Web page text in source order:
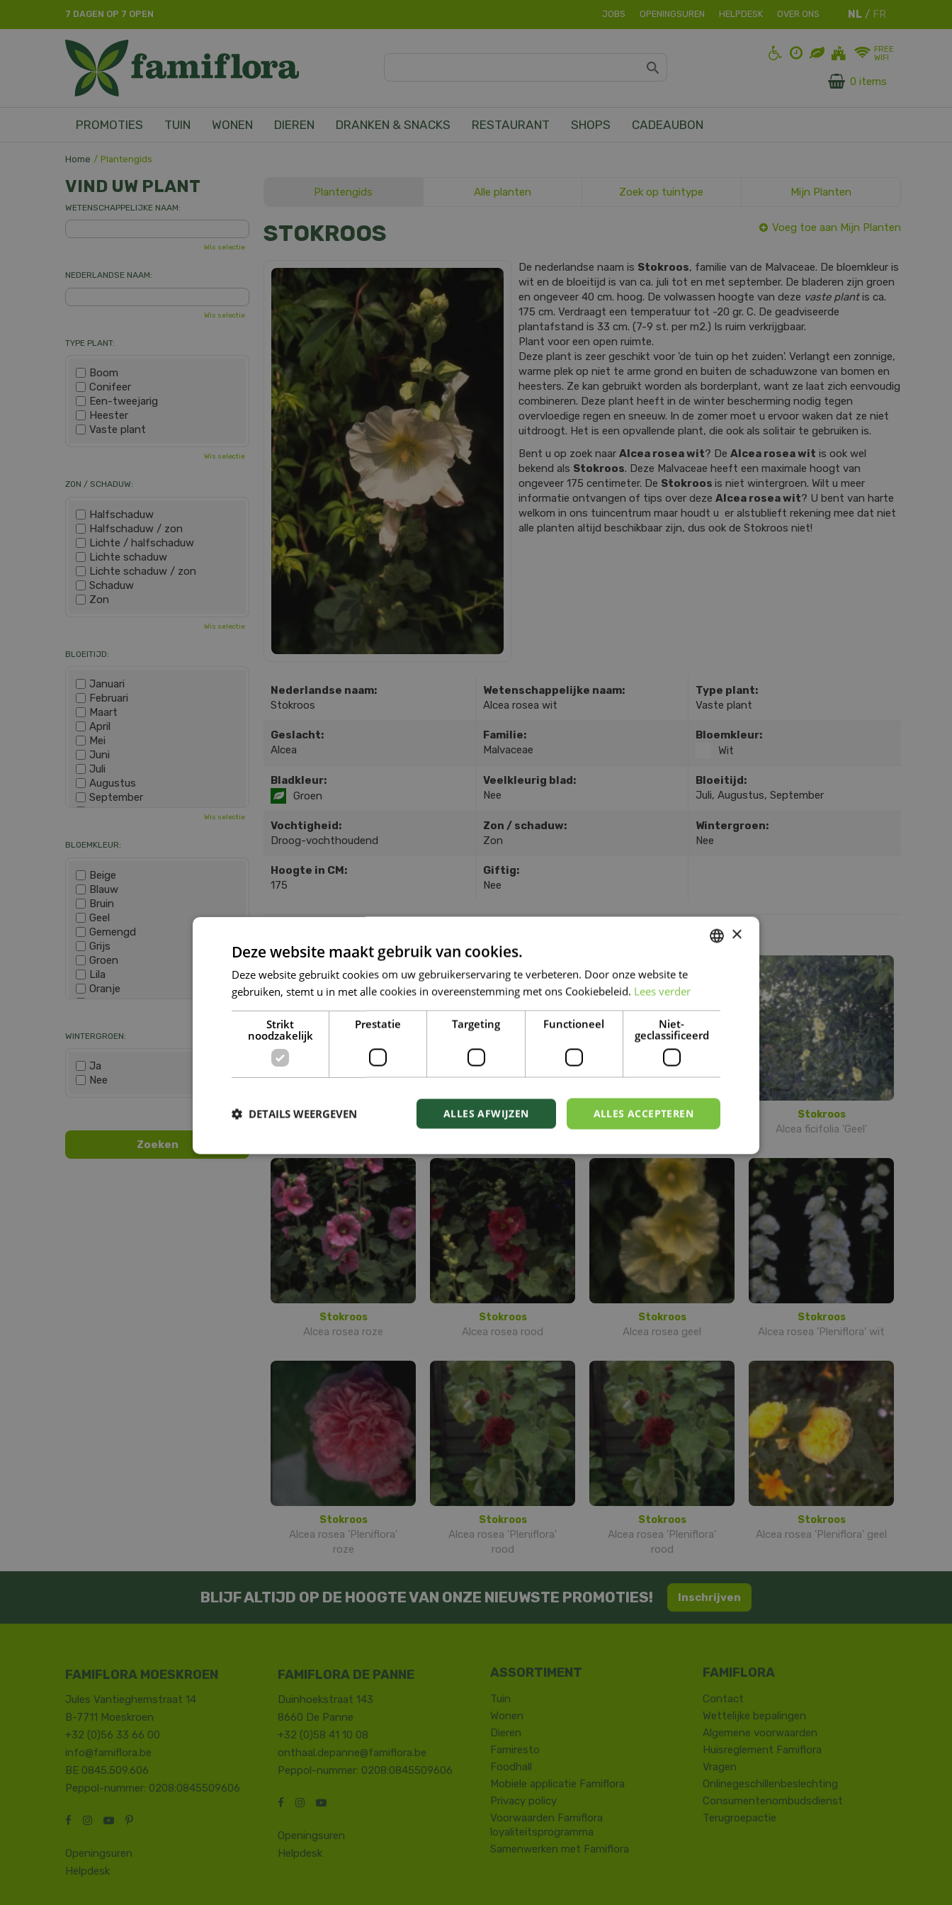
Home Plantengids
7 DAGEN OP 7 OPEN JOBS OPENINGSUREN HELPDESK OVER ONS
FREE
WIFI
0 items
PROMOTIES TUIN WONEN DIEREN DRANKEN & SNACKS RESTAURANT SHOPS CADEAUBON
Plantengids Alle planten Zoek op tuintype Mijn Planten
STOKROOS Voeg toe aan Mijn Planten
De nederlandse naam is Stokroos, familie van de Malvaceae. De bloemkleur is
wit en de bloeitijd is van ca. juli tot en met september. De bladeren zijn groen
en ongeveer 40 cm. hoog. De volwassen hoogte van deze vaste plantis ca.
175 cm. Verdraagt een temperatuur tot -20 gr. C. De geadviseerde
plantafstand is 33 cm. (7-9 st. per m2.) Is ruim verkrijgbaar.
Plant voor een open ruimte.
Deze plant is zeer geschikt voor 'de tuin op het zuiden'. Verlangt een zonnige,
warme plek op niet te arme grond en buiten de schaduwzone van bomen en
heesters. Ze kan gebruikt worden als borderplant, want ze laat zich eenvoudig
combineren. Deze plant heeft in de winter bescherming nodig tegen
overvloedige regen en sneeuw. In de zomer moet u ervoor waken dat ze niet
uitdroogt. Het is een opvallende plant, die ook als solitair te gebruiken is.
Bent u op zoek naar Alcea rosea wit? De Alcea rosea wit is ook wel
bekend als Stokroos. Deze Malvaceae heeft een maximale hoogt van
ongeveer 175 centimeter. De Stokroos is niet wintergroen. Wilt u meer
informatie ontvangen of tips over deze Alcea rosea wit? U bent van harte
welkom in ons tuincentrum maar houdt u er alstublieft rekening mee dat niet
alle planten altijd beschikbaar zijn, dus ook de Stokroos niet!
Nederlandse naam:
Stokroos
Wetenschappelijke naam:
Alcea rosea wit
Type plant:
Vaste plant
Geslacht:
Alcea
Familie:
Malvaceae
Bloemkleur:
Wit
Bladkleur:
Groen
Veelkleurig blad:
Nee
Bloeitijd:
Juli, Augustus, September
Vochtigheid:
Droog-vochthoudend
Zon / schaduw:
Zon
Wintergroen:
Nee
Hoogte in CM:
175
Giftig:
Nee
Stokroos Stokroos
Alcea rosea
Stokroos
Alcea ficifolia 'Rood'
Stokroos
Alcea ficifolia 'Geel'
Stokroos
Alcea rosea roze
Stokroos
Alcea rosea rood
Stokroos
Alcea rosea geel
Stokroos
Alcea rosea 'Pleniflora' wit
Stokroos
Alcea rosea 'Pleniflora'
roze
Stokroos
Alcea rosea 'Pleniflora'
rood
Stokroos
Alcea rosea 'Pleniflora'
rood
Stokroos
Alcea rosea 'Pleniflora' geel
VIND UW PLANT
WETENSCHAPPELIJKE NAAM:
Wis selectie
NEDERLANDSE NAAM:
Wis selectie
TYPE PLANT:
Boom
Conifeer
Een-tweejarig
Heester
Vaste plant
Wis selectie
ZON / SCHADUW:
Halfschaduw
Halfschaduw / zon
Lichte / halfschaduw
Lichte schaduw
Lichte schaduw / zon
Schaduw
Zon
Wis selectie
BLOEITIJD:
Januari
Februari
Maart
April
Mei
Juni
Juli
Augustus
September
December
Wis selectie
BLOEMKLEUR:
Beige
Blauw
Bruin
Geel
Gemengd
Grijs
Groen
Lila
Oranje
Roze
Zwart
WINTERGROEN:
Ja
Nee
Wis selectie
BLIJF ALTIJD OP DE HOOGTE VAN ONZE NIEUWSTE PROMOTIES! Inschrijven
FAMIFLORA MOESKROEN
Jules Vantieghemstraat 14
B-7711 Moeskroen
+32 (0)56 33 66 00
info@famiflora.be
BE 0845.509.606
Peppol-nummer: 0208:0845509606
Openingsuren
Helpdesk
FAMIFLORA DE PANNE
Duinhoekstraat 143
8660 De Panne
+32 (0)58 41 10 08
onthaal.depanne@famiflora.be
Peppol-nummer: 0208:0845509606
Openingsuren
Helpdesk
Tuin
Wonen
Dieren
Famiresto
Foodhall
Mobiele applicatie Famiflora
Privacy policy
Voorwaarden Famiflora
loyaliteitsprogramma
Samenwerken met Famiflora
Contact
​Wettelijke bepalingen
Algemene voorwaarden
Huisreglement Famiflora
Vragen
Onlinegeschillenbeslechting
Consumentenombudsdienst
Terugroepactie
×
Deze website maakt gebruik van cookies.
Deze website gebruikt cookies om uw gebruikerservaring te verbeteren. Door onze website te
gebruiken, stemt u in met alle cookies in overeenstemming met ons Cookiebeleid. Lees verder
Strikt
noodzakelijk
Prestatie Targeting Functioneel
Niet-
geclassificeerd
ALLES ACCEPTEREN
ALLES AFWIJZEN
DETAILS WEERGEVEN